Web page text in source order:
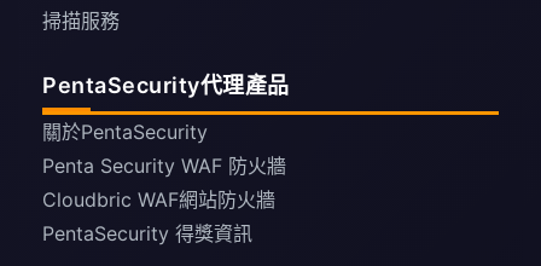
掃描服務
PentaSecurity代理產品
關於PentaSecurity
Penta Security WAF 防火牆
Cloudbric WAF網站防火牆
PentaSecurity 得獎資訊